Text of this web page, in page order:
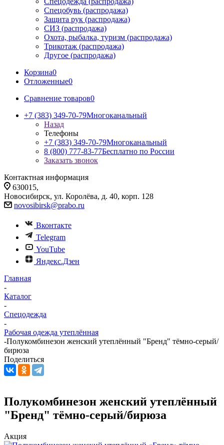
Спецобувь (распродажа)
Защита рук (распродажа)
СИЗ (распродажа)
Охота, рыбалка, туризм (распродажа)
Трикотаж (распродажа)
Другое (распродажа)
Корзина0
Отложенные0
Сравнение товаров0
+7 (383) 349-70-79Многоканальный
Назад
Телефоны
+7 (383) 349-70-79Многоканальный
8 (800) 777-83-77Бесплатно по России
Заказать звонок
Контактная информация
630015,
Новосибирск, ул. Королёва, д. 40, корп. 128
novosibirsk@prabo.ru
Вконтакте
Telegram
YouTube
Яндекс.Дзен
Главная
-
Каталог
-
Спецодежда
-
Рабочая одежда утеплённая
-Полукомбинезон женский утеплённый "Бренд" тёмно-серый/
бирюза
Поделиться
Полукомбинезон женский утеплённый
"Бренд" тёмно-серый/бирюза
Акция